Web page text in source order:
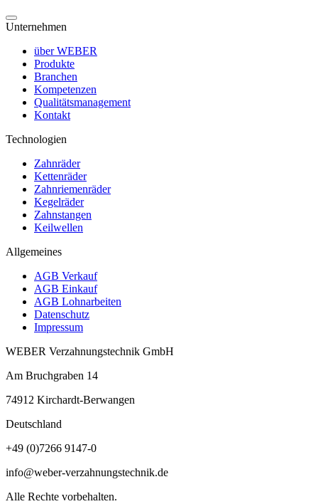
Unternehmen
über WEBER
Produkte
Branchen
Kompetenzen
Qualitätsmanagement
Kontakt
Technologien
Zahnräder
Kettenräder
Zahnriemenräder
Kegelräder
Zahnstangen
Keilwellen
Allgemeines
AGB Verkauf
AGB Einkauf
AGB Lohnarbeiten
Datenschutz
Impressum
WEBER Verzahnungstechnik GmbH
Am Bruchgraben 14
74912 Kirchardt-Berwangen
Deutschland
+49 (0)7266 9147-0
info@weber-verzahnungstechnik.de
Alle Rechte vorbehalten.